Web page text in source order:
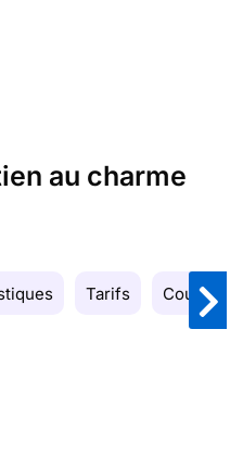
au charme
Tarifs Couleurs